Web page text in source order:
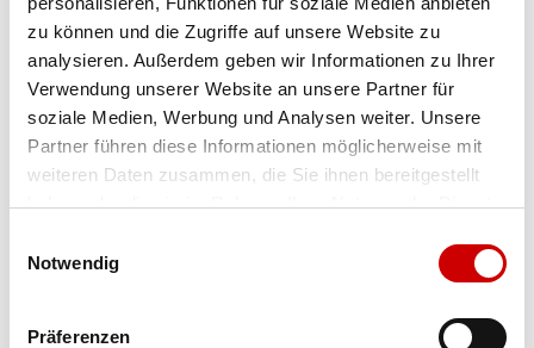
zu können und die Zugriffe auf unsere Website zu
analysieren. Außerdem geben wir Informationen zu Ihrer
Verwendung unserer Website an unsere Partner für
soziale Medien, Werbung und Analysen weiter. Unsere
Partner führen diese Informationen möglicherweise mit
weiteren Daten zusammen, die Sie ihnen bereitgestellt
haben oder die sie im Rahmen Ihrer Nutzung der Dienste
Notwendig
Präferenzen
Artikel-Nr.1022-02590-01288-silver-sage
Farbe silver sage